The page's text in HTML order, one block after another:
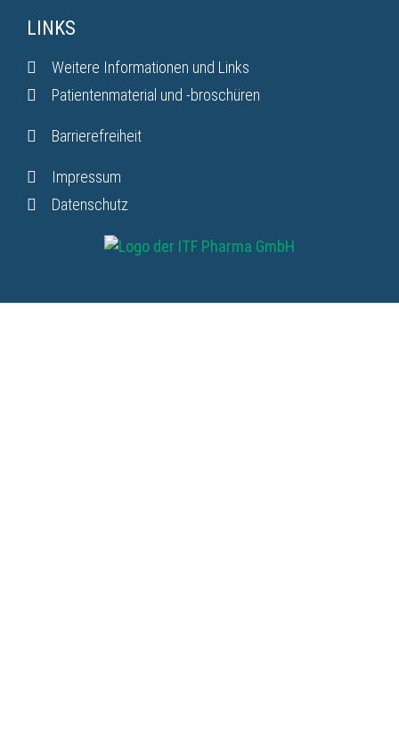
LINKS
Weitere Informationen und Links
Patientenmaterial und -broschüren
Barrierefreiheit
Impressum
Datenschutz